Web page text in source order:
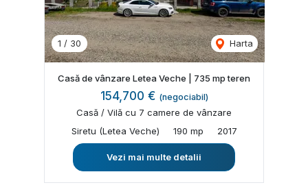
1 / 30 Harta
Casă de vânzare Letea Veche | 735 mp teren
154,700 € (negociabil)
Casă / Vilă cu 7 camere de vânzare
Siretu (Letea Veche)
190 mp 2017
Vezi mai multe detalii